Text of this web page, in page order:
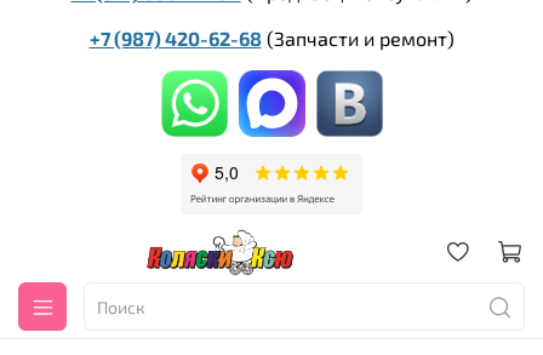
+7 (987) 420-62-68 (Запчасти и ремонт)